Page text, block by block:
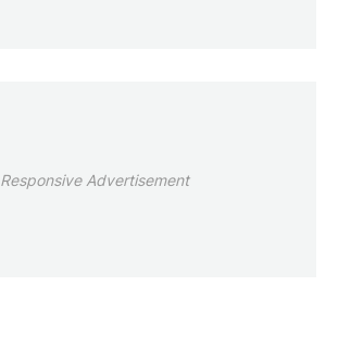
Responsive Advertisement